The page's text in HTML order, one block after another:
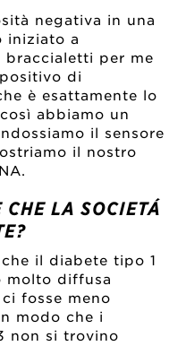
negativa in una
iniziato a
braccialetti per me
di
è esattamente lo
abbiamo un
il sensore
il nostro
LA SOCIETÁ
il diabete tipo 1
molto diffusa
fosse meno
modo che i
non si trovino